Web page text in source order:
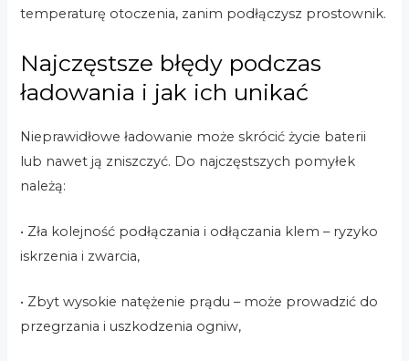
temperaturę otoczenia, zanim podłączysz prostownik.
Najczęstsze błędy podczas
ładowania i jak ich unikać
Nieprawidłowe ładowanie może skrócić życie baterii
lub nawet ją zniszczyć. Do najczęstszych pomyłek
należą:
• Zła kolejność podłączania i odłączania klem – ryzyko
iskrzenia i zwarcia,
• Zbyt wysokie natężenie prądu – może prowadzić do
przegrzania i uszkodzenia ogniw,